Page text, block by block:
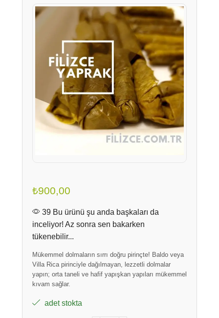
₺900,00
39 Bu ürünü şu anda başkaları da
inceliyor! Az sonra sen bakarken
tükenebilir...
Mükemmel dolmaların sırrı doğru pirinçte! Baldo veya
Villa Rica pirinciyle dağılmayan, lezzetli dolmalar
yapın; orta taneli ve hafif yapışkan yapıları mükemmel
kıvam sağlar.
adet stokta